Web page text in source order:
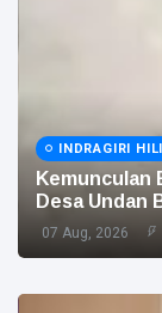
INDRAGIRI
Kemunculan
Desa Undan
07 Aug, 2026